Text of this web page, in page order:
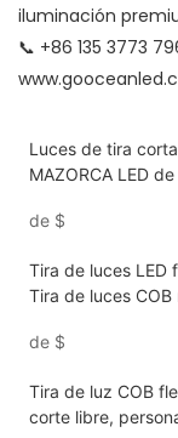
iluminación
📞 +86 135 3773
Luces de tira
MAZORCA LED
de $
Tira de luces LED
Tira de luces
de $
Tira de luz COB
corte libre,